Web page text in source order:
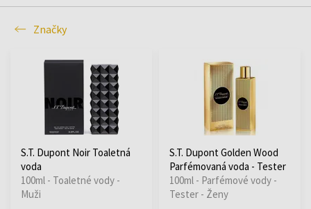
Značky
S.T. Dupont Noir Toaletná
voda
100ml - Toaletné vody -
Muži
S.T. Dupont Golden Wood
Parfémovaná voda - Tester
100ml - Parfémové vody -
Tester - Ženy